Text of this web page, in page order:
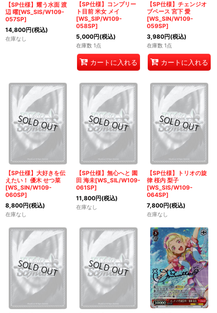
【SP仕様】耀う水面 渡
辺 曜[WS_SIS/W109-
057SP]
14,800円(税込)
在庫なし
【SP仕様】コンプリー
ト目前 米女 メイ
[WS_SIP/W109-
058SP]
5,000円(税込)
在庫数 1点
カートに入れる
【SP仕様】チェンジオ
ブペース 宮下 愛
[WS_SIN/W109-
059SP]
3,980円(税込)
在庫数 1点
カートに入れる
【SP仕様】大好きを伝
えたい！ 優木 せつ菜
[WS_SIN/W109-
060SP]
8,800円(税込)
在庫なし
【SP仕様】無心へと 園
田 海未[WS_SIL/W109-
061SP]
11,800円(税込)
在庫なし
【SP仕様】トリオの旋
律 桜内 梨子
[WS_SIS/W109-
064SP]
7,800円(税込)
在庫なし